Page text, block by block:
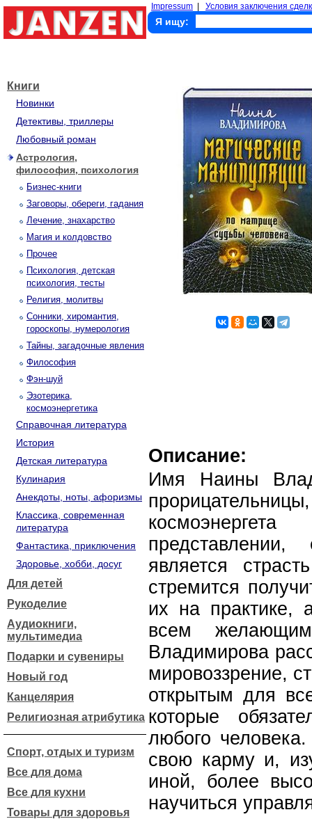
Impressum Условия заключения
Я ищу:
Книги
Новинки
Детективы, триллеры
Любовный роман
Астрология,
философия, психология
Бизнес-книги
Заговоры, обереги, гадания
Лечение, знахарство
Магия и колдовство
Прочее
Психология, детская
психология, тесты
Религия, молитвы
Сонники, хиромантия,
гороскопы, нумерология
Тайны, загадочные явления
Философия
Фэн-шуй
Эзотерика,
космоэнергетика
Справочная литература
История
Детская литература
Кулинария
Анекдоты, ноты, афоризмы
Классика, современная
литература
Фантастика, приключения
Здоровье, хобби, досуг
Для детей
Рукоделие
Аудиокниги,
мультимедиа
Подарки и сувениры
Новый год
Канцелярия
Религиозная атрибутика
Спорт, отдых и туризм
Все для дома
Все для кухни
Товары для здоровья
Описание:
Имя Наины
является
стремится
их на практике,
всем
Владимирова
мировоззрение,
открытым для
которые
любого
свою карму и,
иной, более
научиться